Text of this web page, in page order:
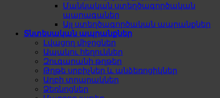
Մանկական ստեղծագործական
պարագաներ
Այլ ստեղծագործական ապրանքներ
Տնտեսական ապրանքներ
Լվացող միջոցներ
Ապակու հեղուկներ
Զուգարանի թղթեր
Թղթե սրբիչներ և անձեռոցիկներ
Աղբի տոպրակներ
Ձեռնոցներ